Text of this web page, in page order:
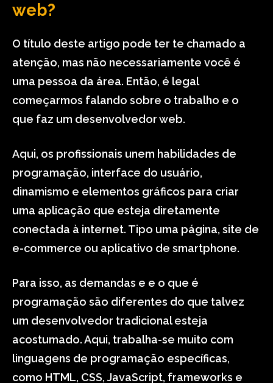
web?
O título deste artigo pode ter te chamado a
atenção, mas não necessariamente você é
uma pessoa da área. Então, é legal
começarmos falando sobre o trabalho e o
que faz um desenvolvedor web.
Aqui, os profissionais unem habilidades de
programação, interface do usuário,
dinamismo e elementos gráficos para criar
uma aplicação que esteja diretamente
conectada à internet. Tipo uma página, site de
e-commerce ou aplicativo de smartphone.
Para isso, as demandas e e o que é
programação são diferentes do que talvez
um desenvolvedor tradicional esteja
acostumado. Aqui, trabalha-se muito com
linguagens de programação específicas,
como HTML, CSS, JavaScript, frameworks e